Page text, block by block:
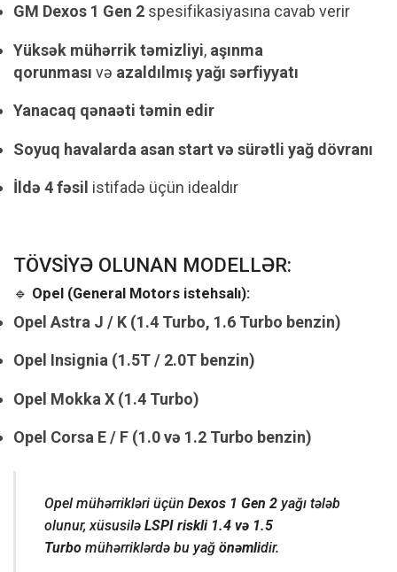
GM Dexos 1 Gen 2 spesifikasiyasına cavab verir
Yüksək mühərrik təmizliyi, aşınma
qorunması və azaldılmış yağı sərfiyyatı
Yanacaq qənaəti təmin edir
Soyuq havalarda asan start və sürətli yağ dövranı
İldə 4 fəsil istifadə üçün idealdır
TÖVSİYƏ OLUNAN MODELLƏR:
🔹 Opel (General Motors istehsalı):
Opel Astra J / K (1.4 Turbo, 1.6 Turbo benzin)
Opel Insignia (1.5T / 2.0T benzin)
Opel Mokka X (1.4 Turbo)
Opel Corsa E / F (1.0 və 1.2 Turbo benzin)
Opel mühərrikləri üçünDexos 1 Gen 2 yağı tələb
olunur, xüsusiləLSPI riskli 1.4 və 1.5
Turbo mühərriklərdə bu yağönəmlidir.